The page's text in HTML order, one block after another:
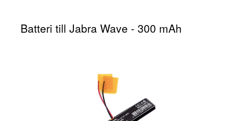
Batteri till Jabra Wave - 300 mAh